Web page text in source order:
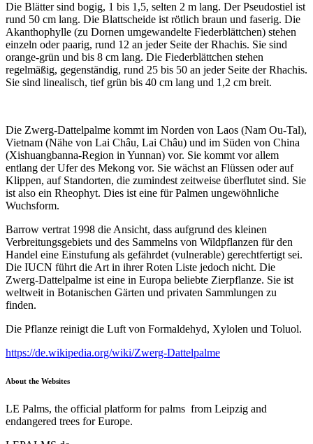
Die Blätter sind bogig, 1 bis 1,5, selten 2 m lang. Der Pseudostiel ist
rund 50 cm lang. Die Blattscheide ist rötlich braun und faserig. Die
Akanthophylle (zu Dornen umgewandelte Fiederblättchen) stehen
einzeln oder paarig, rund 12 an jeder Seite der Rhachis. Sie sind
orange-grün und bis 8 cm lang. Die Fiederblättchen stehen
regelmäßig, gegenständig, rund 25 bis 50 an jeder Seite der Rhachis.
Sie sind linealisch, tief grün bis 40 cm lang und 1,2 cm breit.
Die Zwerg-Dattelpalme kommt im Norden von Laos (Nam Ou-Tal),
Vietnam (Nähe von Lai Châu, Lai Châu) und im Süden von China
(Xishuangbanna-Region in Yunnan) vor. Sie kommt vor allem
entlang der Ufer des Mekong vor. Sie wächst an Flüssen oder auf
Klippen, auf Standorten, die zumindest zeitweise überflutet sind. Sie
ist also ein Rheophyt. Dies ist eine für Palmen ungewöhnliche
Wuchsform.
Barrow vertrat 1998 die Ansicht, dass aufgrund des kleinen
Verbreitungsgebiets und des Sammelns von Wildpflanzen für den
Handel eine Einstufung als gefährdet (vulnerable) gerechtfertigt sei.
Die IUCN führt die Art in ihrer Roten Liste jedoch nicht. Die
Zwerg-Dattelpalme ist eine in Europa beliebte Zierpflanze. Sie ist
weltweit in Botanischen Gärten und privaten Sammlungen zu
finden.
Die Pflanze reinigt die Luft von Formaldehyd, Xylolen und Toluol.
https://de.wikipedia.org/wiki/Zwerg-Dattelpalme
About the Websites
LE Palms, the official platform for palms from Leipzig and
endangered trees for Europe.